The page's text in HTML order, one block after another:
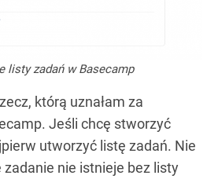
listy zadań w Basecamp
którą uznałam za
Jeśli chcę stworzyć
utworzyć listę zadań. Nie
nie istnieje bez listy